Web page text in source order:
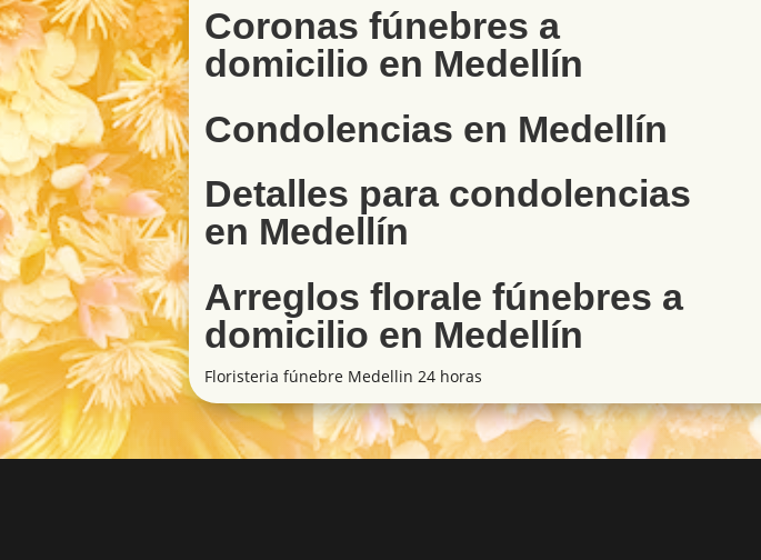
Coronas fúnebres a
domicilio en Medellín
Condolencias en Medellín
Detalles para condolencias
en Medellín
Arreglos florale fúnebres a
domicilio en Medellín
Floristeria fúnebre Medellin 24 horas